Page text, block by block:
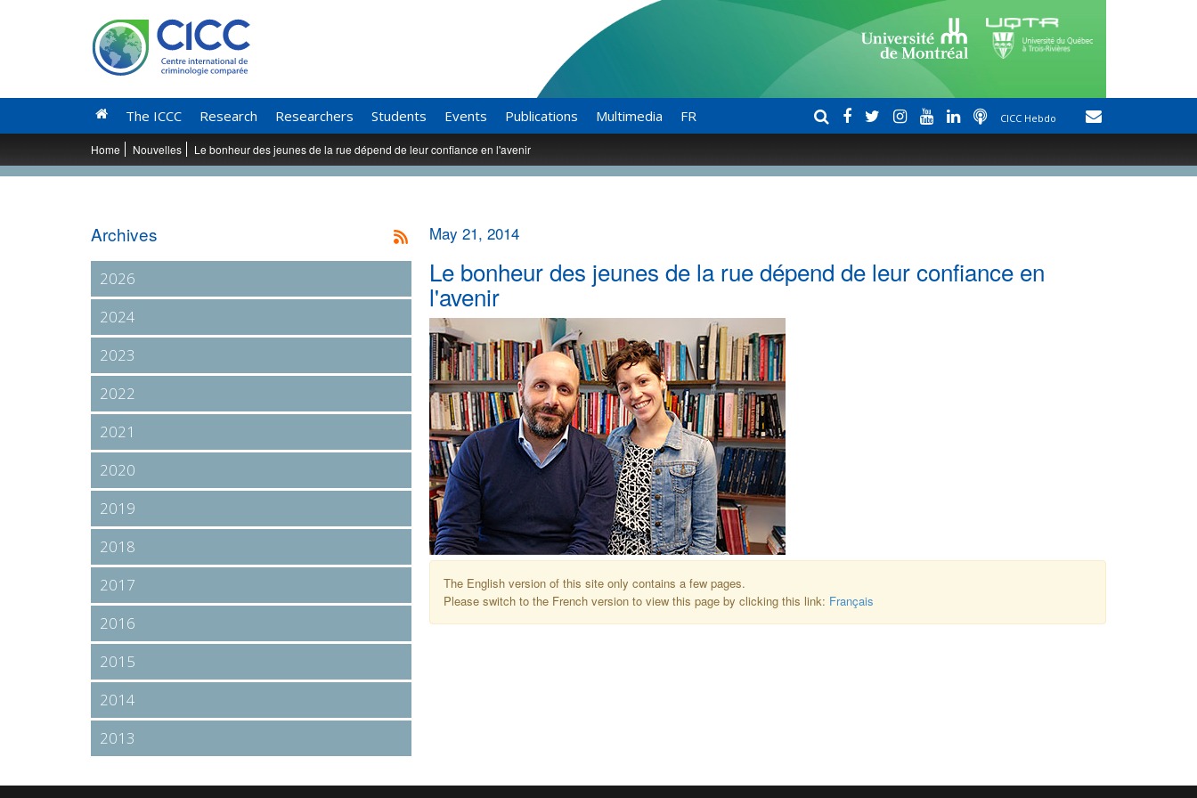
The ICCC Research Researchers Students Events Publications Multimedia FR CICC Hebdo
Home Nouvelles Le bonheur des jeunes de la rue dépend de leur confiance en l'avenir
May 21, 2014
Le bonheur des jeunes de la rue dépend de leur confiance en
l'avenir
The English version of this site only contains a few pages.
Please switch to the French version to view this page by clicking this link: Français
Archives
2026
2024
2023
2022
2021
2020
2019
2018
2017
2016
2015
2014
2013